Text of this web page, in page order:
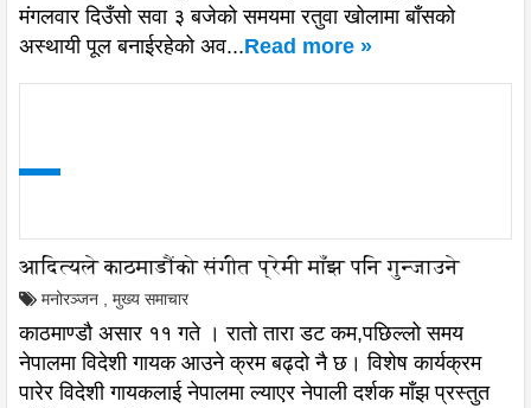
मंगलवार दिउँसो सवा ३ बजेको समयमा रतुवा खोलामा बाँसको
अस्थायी पूल बनाईरहेको अव...Read more »
आदित्यले काठमाडौंको संगीत प्रेमी माँझ पनि गुन्जाउने
मनोरञ्जन मुख्य समाचार
काठमाण्डौ असार ११ गते । रातो तारा डट कम,पछिल्लो समय
नेपालमा विदेशी गायक आउने क्रम बढ्दो नै छ। विशेष कार्यक्रम
पारेर विदेशी गायकलाई नेपालमा ल्याएर नेपाली दर्शक माँझ प्रस्तुत